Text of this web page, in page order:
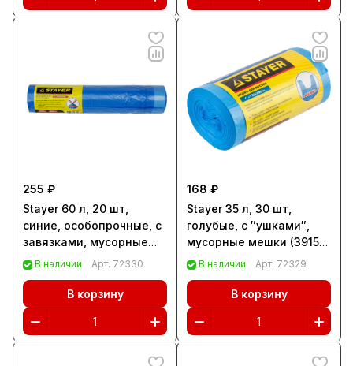
255 ₽
Stayer 60 л, 20 шт,
синие, особопрочные, с
завязками, мусорные
мешки (39155-60)
В наличии Арт. 72330
В корзину
168 ₽
Stayer 35 л, 30 шт,
голубые, с ″ушками″,
мусорные мешки (39155-
35)В наличии Арт. 72329
В корзину